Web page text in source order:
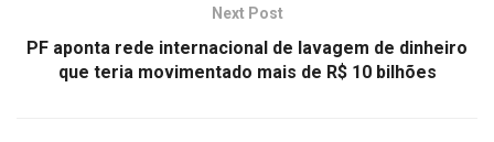
Next Post
PF aponta rede internacional de lavagem de dinheiro
que teria movimentado mais de R$ 10 bilhões